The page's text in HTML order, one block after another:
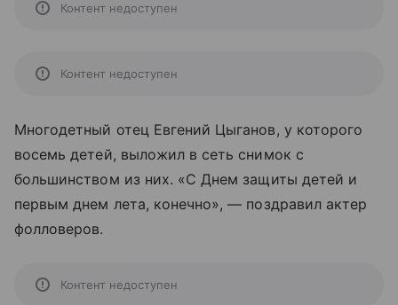
Контент недоступен
Контент недоступен
Многодетный отец Евгений Цыганов, у которого
восемь детей, выложил в сеть снимок с
большинством из них. «С Днем защиты детей и
первым днем лета, конечно», — поздравил актер
фолловеров.
Контент недоступен